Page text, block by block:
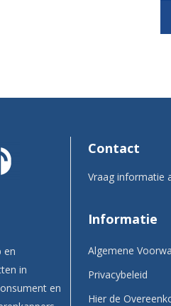
en
in
en
Contact
Vraag informatie
Informatie
Algemene
Privacybeleid
Hier de